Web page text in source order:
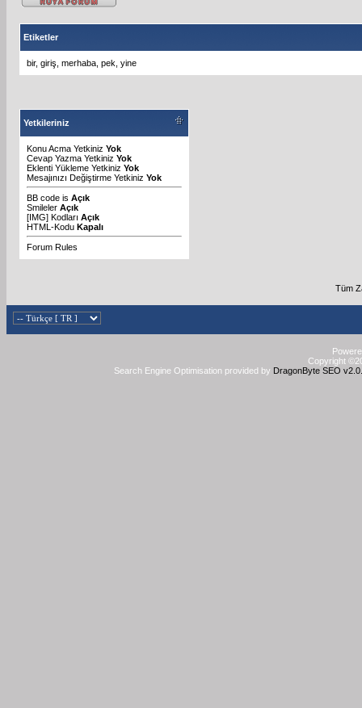
Etiketler
bir, giriş merhaba pek yine
Yetkileriniz
Konu Acma Yetkiniz Yok
Cevap Yazma Yetkiniz Yok
Eklenti Yükleme Yetkiniz Yok
Mesajınızı Değiştirme Yetkiniz Yok
BB code is Açık
Smileler Açık
[IMG] Kodları Açık
HTML-Kodu Kapalı
Forum Rules
Tüm
Copyright
Search Engine Optimisation provided by DragonByte SEO